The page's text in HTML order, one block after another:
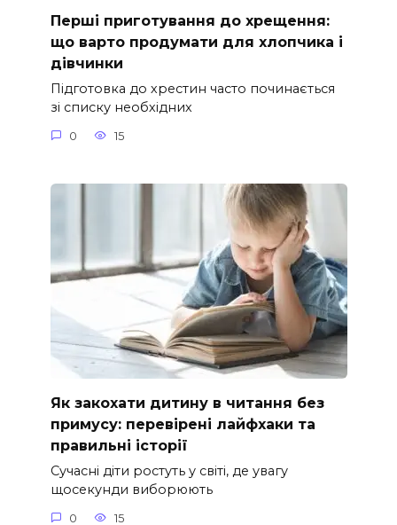
Перші приготування до хрещення:
що варто продумати для хлопчика і
дівчинки
Підготовка до хрестин часто починається
зі списку необхідних
0 15
Як закохати дитину в читання без
примусу: перевірені лайфхаки та
правильні історії
Сучасні діти ростуть у світі, де увагу
щосекунди виборюють
0 15